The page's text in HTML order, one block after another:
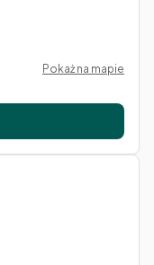
Pokaż na mapie